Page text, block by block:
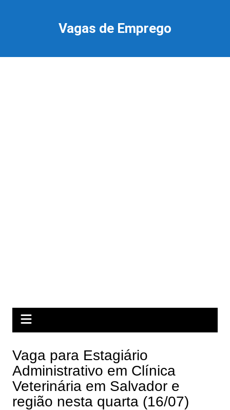
Vagas de Emprego
Vaga para Estagiário
Administrativo em Clínica
Veterinária em Salvador e
região nesta quarta (16/07)